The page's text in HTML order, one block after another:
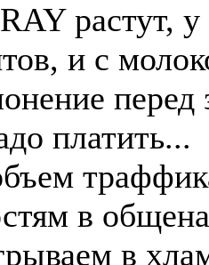
растут, у
и с
платить...
в
в